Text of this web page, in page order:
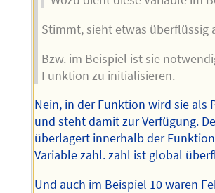
Stimmt, sieht etwas überflüssig
Bzw. im Beispiel ist sie
Funktion zu initialisieren.
Nein, in der Funktion wird sie als
und steht damit zur Verfügung.
überlagert innerhalb der
Variable zahl. zahl ist global
Und auch im Beispiel 10 waren